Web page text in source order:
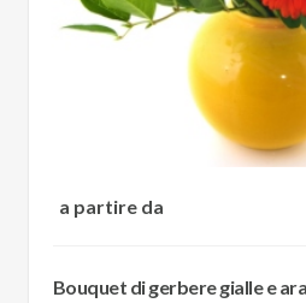
a partire da
Bouquet di gerbere gialle e